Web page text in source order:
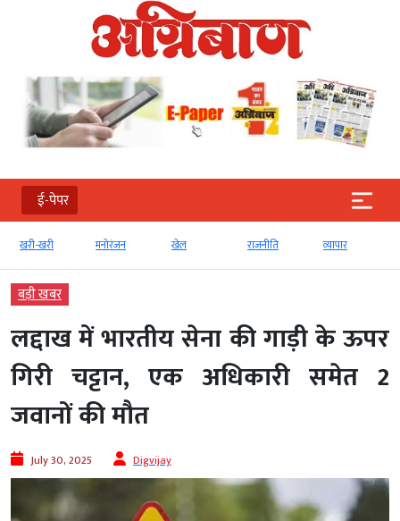
ई-पेपर
खरी-खरी मनोरंजन खेल राजनीति व्‍यापार
बड़ी खबर
लद्दाख में भारतीय सेना की गाड़ी के ऊपर
गिरी चट्टान, एक अधिकारी समेत 2
जवानों की मौत
July 30, 2025 Digvijay